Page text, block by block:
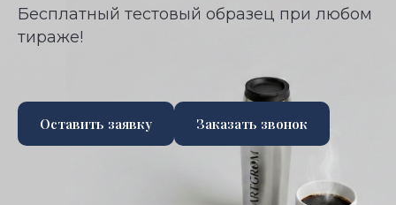
Бесплатный тестовый образец при любом
тираже!
Оставить заявку Заказать звонок